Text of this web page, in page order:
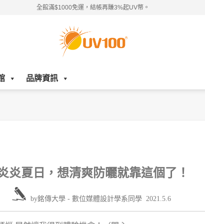
全館滿$1000免運，結帳再賺3%起UV幣。
品牌資訊
炎夏日，想清爽防曬就靠這個了！
by銘傳大學 - 數位媒體設計學系同學 2021.5.6